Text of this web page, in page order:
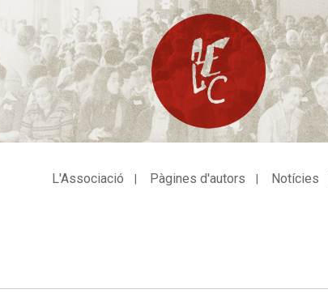
L'Associació Pàgines d'autors Notícies